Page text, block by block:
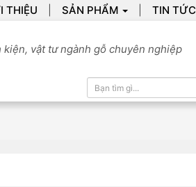
THIỆU SẢN PHẨM TIN TỨC
kiện, vật tư ngành gỗ chuyên nghiệp